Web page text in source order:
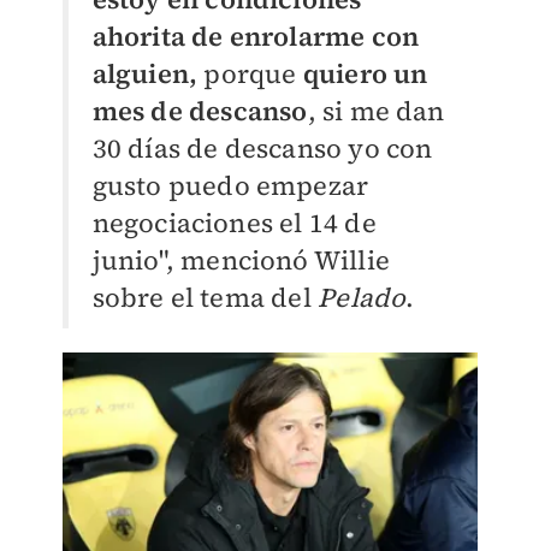
ahorita de enrolarme con
alguien, porque quiero un
mes de descanso, si me dan
30 días de descanso yo con
gusto puedo empezar
negociaciones el 14 de
junio", mencionó Willie
sobre el tema del Pelado.